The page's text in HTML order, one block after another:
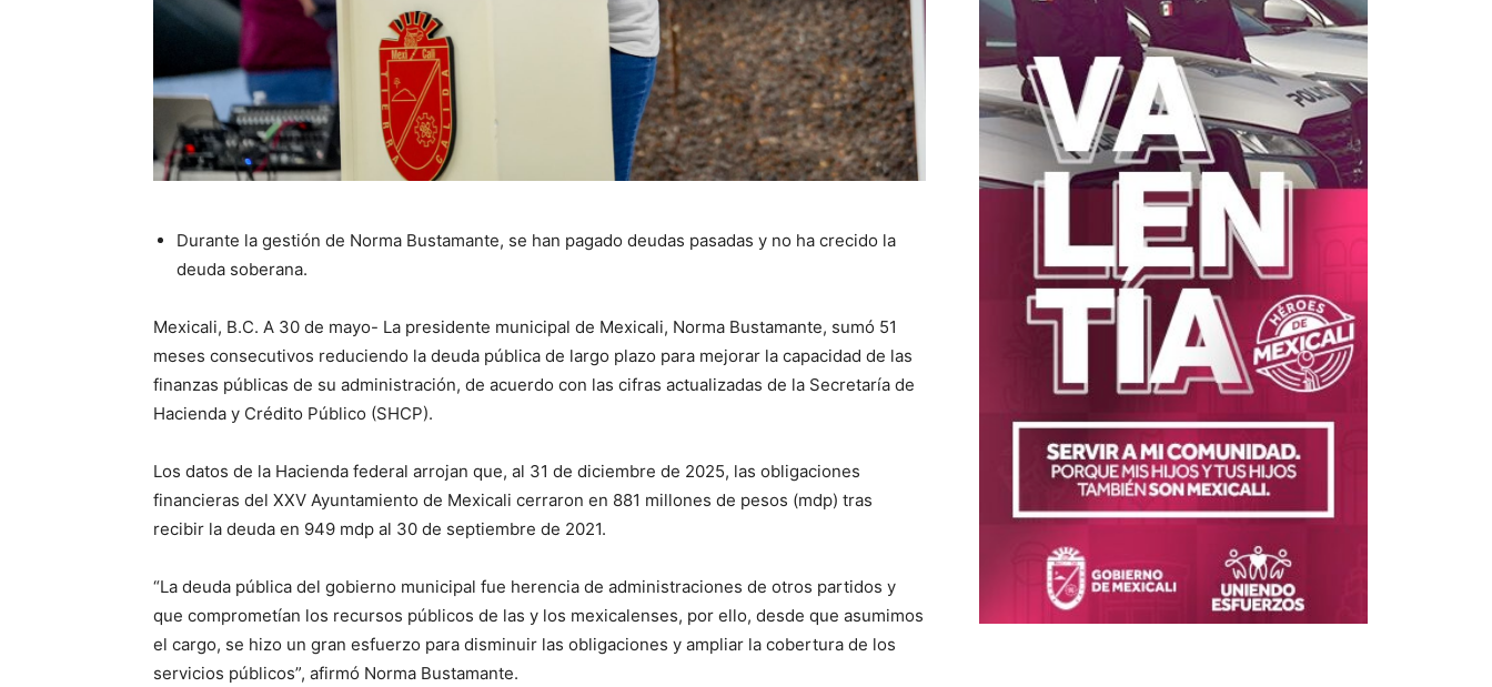
Durante la gestión de Norma Bustamante, se han pagado deudas pasadas y no ha crecido la
deuda soberana.
Mexicali, B.C. A 30 de mayo- La presidente municipal de Mexicali, Norma Bustamante, sumó 51
meses consecutivos reduciendo la deuda pública de largo plazo para mejorar la capacidad de las
finanzas públicas de su administración, de acuerdo con las cifras actualizadas de la Secretaría de
Hacienda y Crédito Público (SHCP).
Los datos de la Hacienda federal arrojan que, al 31 de diciembre de 2025, las obligaciones
financieras del XXV Ayuntamiento de Mexicali cerraron en 881 millones de pesos (mdp) tras
recibir la deuda en 949 mdp al 30 de septiembre de 2021.
“La deuda pública del gobierno municipal fue herencia de administraciones de otros partidos y
que comprometían los recursos públicos de las y los mexicalenses, por ello, desde que asumimos
el cargo, se hizo un gran esfuerzo para disminuir las obligaciones y ampliar la cobertura de los
servicios públicos”, afirmó Norma Bustamante.